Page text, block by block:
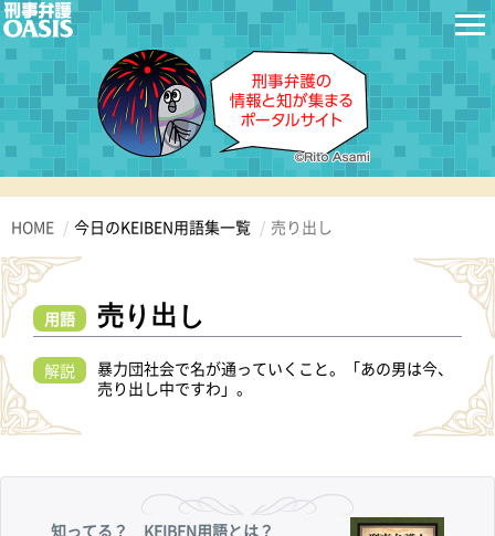
HOME 今日のKEIBEN用語集一覧 売り出し
用語 売り出し
解説
暴力団社会で名が通っていくこと。「あの男は今、
売り出し中ですわ」。
知ってる？ KEIBEN用語とは？